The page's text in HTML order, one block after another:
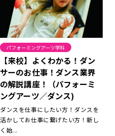
パフォーミングアーツ学科
【来校】よくわかる！ダン
サーのお仕事！ダンス業界
の解説講座！（パフォーミ
ングアーツ／ダンス)
ダンスを仕事にしたい方！ダンスを
活かしてお仕事に繋げたい方！新し
く始...